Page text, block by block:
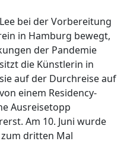
bei der Vorbereitung
in Hamburg bewegt,
der Pandemie
die Künstlerin in
auf der Durchreise auf
einem Residency-
Ausreisetopp
Am 10. Juni wurde
dritten Mal